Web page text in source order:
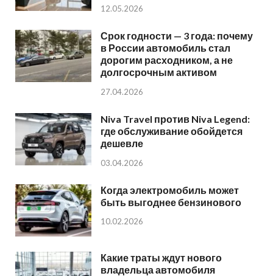
12.05.2026
Срок годности — 3 года: почему
в России автомобиль стал
дорогим расходником, а не
долгосрочным активом
27.04.2026
Niva Travel против Niva Legend:
где обслуживание обойдется
дешевле
03.04.2026
Когда электромобиль может
быть выгоднее бензинового
10.02.2026
Какие траты ждут нового
владельца автомобиля